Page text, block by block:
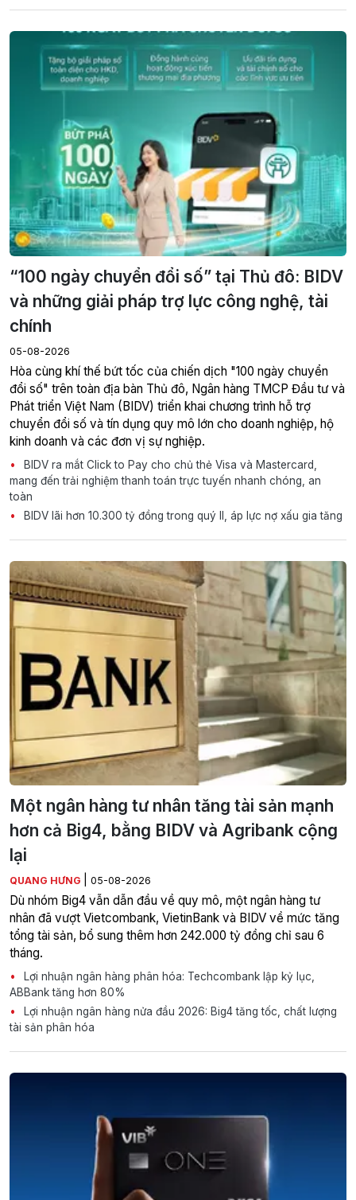
“100 ngày chuyển đổi số” tại Thủ đô: BIDV
và những giải pháp trợ lực công nghệ, tài
chính
05-08-2026
Hòa cùng khí thế bứt tốc của chiến dịch "100 ngày chuyển
đổi số" trên toàn địa bàn Thủ đô, Ngân hàng TMCP Đầu tư và
Phát triển Việt Nam (BIDV) triển khai chương trình hỗ trợ
chuyển đổi số và tín dụng quy mô lớn cho doanh nghiệp, hộ
kinh doanh và các đơn vị sự nghiệp.
BIDV ra mắt Click to Pay cho chủ thẻ Visa và Mastercard,
mang đến trải nghiệm thanh toán trực tuyến nhanh chóng, an
toàn
BIDV lãi hơn 10.300 tỷ đồng trong quý II, áp lực nợ xấu gia tăng
Một ngân hàng tư nhân tăng tài sản mạnh
hơn cả Big4, bằng BIDV và Agribank cộng
lại
QUANG HƯNG 05-08-2026
Dù nhóm Big4 vẫn dẫn đầu về quy mô, một ngân hàng tư
nhân đã vượt Vietcombank, VietinBank và BIDV về mức tăng
tổng tài sản, bổ sung thêm hơn 242.000 tỷ đồng chỉ sau 6
tháng.
Lợi nhuận ngân hàng phân hóa: Techcombank lập kỷ lục,
ABBank tăng hơn 80%
Lợi nhuận ngân hàng nửa đầu 2026: Big4 tăng tốc, chất lượng
tài sản phân hóa